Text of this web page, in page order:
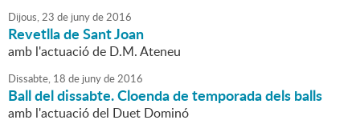
Dijous,23 de junyde2016
Revetlla de Sant Joan
amb l'actuació de D.M. Ateneu
Dissabte, 18 de junyde2016
Ball del dissabte. Cloenda de temporada dels balls
amb l'actuació del Duet Dominó